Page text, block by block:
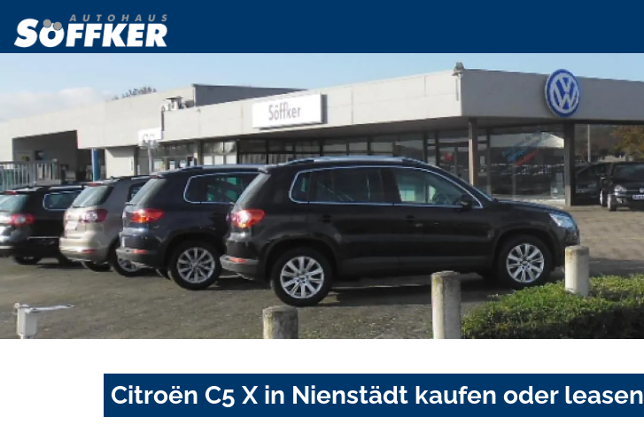
Citroën C5 X in Nienstädt kaufen oder leasen